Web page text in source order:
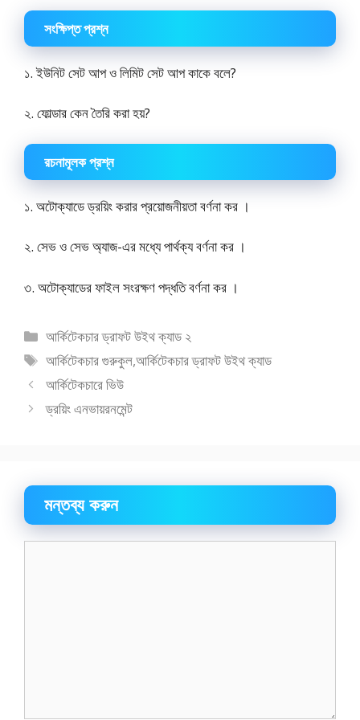
সংক্ষিপ্ত প্রশ্ন
১. ইউনিট সেট আপ ও লিমিট সেট আপ কাকে বলে?
২. ফোল্ডার কেন তৈরি করা হয়?
রচনামূলক প্রশ্ন
১. অটোক্যাডে ড্রয়িং করার প্রয়োজনীয়তা বর্ণনা কর ।
২. সেভ ও সেভ অ্যাজ-এর মধ্যে পার্থক্য বর্ণনা কর ।
৩. অটোক্যাডের ফাইল সংরক্ষণ পদ্ধতি বর্ণনা কর ।
বিভাগ
সমূহ
আর্কিটেকচার ড্রাফট উইথ ক্যাড ২
ট্যাগ
সমূহ
আর্কিটেকচার গুরুকুল,আর্কিটেকচার ড্রাফট উইথ ক্যাড
আর্কিটেকচারে ভিউ
ড্রয়িং এনভায়রনমেন্ট
মন্তব্য করুন